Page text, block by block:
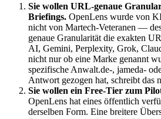
Sie wollen URL-genaue
Briefings. OpenLens wurde von
nicht von Martech-Veteranen —
genaue Granularität die exakten
AI, Gemini, Perplexity, Grok,
nicht nur ob eine Marke genannt
spezifische Anwalt.de-, jameda-
Antwort gezogen hat, schreibt das
Sie wollen ein Free-Tier zum
OpenLens hat eines öffentlich
derselben Form. Eine breitere